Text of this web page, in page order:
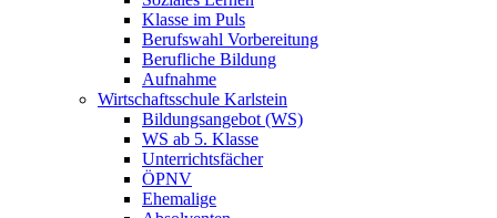
Klasse im Puls
Berufswahl Vorbereitung
Berufliche Bildung
Aufnahme
Wirtschaftsschule Karlstein
Bildungsangebot (WS)
WS ab 5. Klasse
Unterrichtsfächer
ÖPNV
Ehemalige